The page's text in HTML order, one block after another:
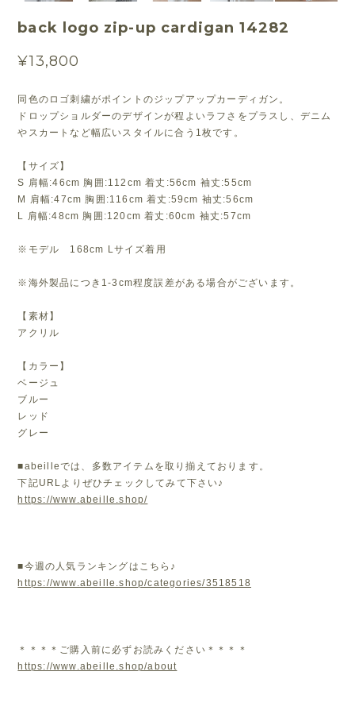
back logo zip-up cardigan 14282
¥13,800
同色のロゴ刺繍がポイントのジップアップカーディガン。
ドロップショルダーのデザインが程よいラフさをプラスし、デニム
やスカートなど幅広いスタイルに合う1枚です。
【サイズ】
S 肩幅:46cm 胸囲:112cm 着丈:56cm 袖丈:55cm
M 肩幅:47cm 胸囲:116cm 着丈:59cm 袖丈:56cm
L 肩幅:48cm 胸囲:120cm 着丈:60cm 袖丈:57cm
※モデル 168cm Lサイズ着用
※海外製品につき1-3cm程度誤差がある場合がございます。
【素材】
アクリル
【カラー】
ベージュ
ブルー
レッド
グレー
■abeilleでは、多数アイテムを取り揃えております。
下記URLよりぜひチェックしてみて下さい♪
https://www.abeille.shop/
■今週の人気ランキングはこちら♪
https://www.abeille.shop/categories/3518518
＊＊＊＊ご購入前に必ずお読みください＊＊＊＊
https://www.abeille.shop/about